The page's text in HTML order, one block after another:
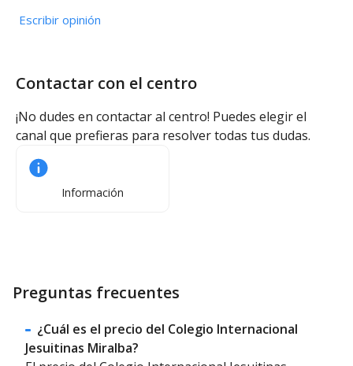
Escribir opinión
Contactar con el centro
¡No dudes en contactar al centro! Puedes elegir el
canal que prefieras para resolver todas tus dudas.
Información
Preguntas frecuentes
¿Cuál es el precio del Colegio Internacional
Jesuitinas Miralba?